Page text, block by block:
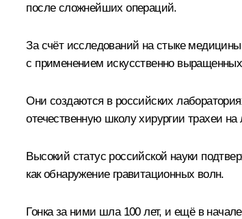
после сложнейших операций.
За счёт исследований на стыке
с применением искусственно
Они создаются в российских
отечественную школу хирургии трахеи
Высокий статус российской науки
как обнаружение гравитационных волн.
Гонка за ними шла 100 лет, и ещё в